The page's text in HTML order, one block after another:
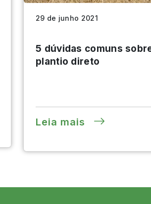
29 de junho 2021
5 dúvidas comuns
plantio direto
Leia mais